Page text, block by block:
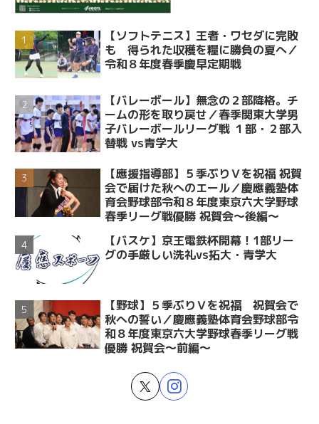
【ソフトテニス】王者・ワセダに完敗
も 得られた収穫を糧に勝負の夏へ／
令和８年度春季慶早定期戦
【バレーボール】無念の２部降格。チ
ームの形を取り戻せ／春季関東大学男
子バレーボールリーグ戦 １部・２部入
替戦 vs青学大
【應援指導部】５季ぶりＶを祝福 祝賀
会で届けた秋へのエール／慶應義塾体
育会野球部令和８年度東京六大学野球
春季リーグ戦優勝 祝賀会～後編～
【バスケ】京王電鉄杯開幕！1部リー
グの手厳しい洗礼vs拓大・青学大
【野球】５季ぶりＶを祝福 祝賀会で
秋への誓い／慶應義塾体育会野球部令
和８年度東京六大学野球春季リーグ戦
優勝 祝賀会～前編～